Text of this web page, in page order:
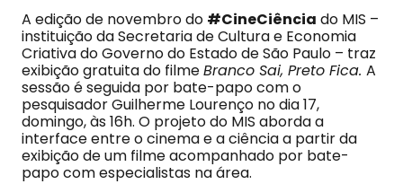
A edição de novembro do #CineCiência do MIS –
instituição da Secretaria de Cultura e Economia
Criativa do Governo do Estado de São Paulo – traz
exibição gratuita do filmeBranco Sai, Preto Fica. A
sessão é seguida por bate-papo com o
pesquisador Guilherme Lourenço no dia 17,
domingo, às 16h. O projeto do MIS aborda a
interface entre o cinema e a ciência a partir da
exibição de um filme acompanhado por bate-
papo com especialistas na área.